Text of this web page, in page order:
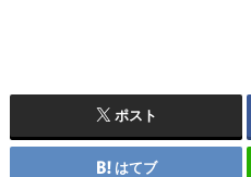
ポスト
はてブ